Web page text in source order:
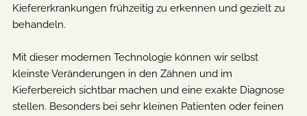
Kiefererkrankungen frühzeitig zu erkennen und gezielt zu
behandeln.
Mit dieser modernen Technologie können wir selbst
kleinste Veränderungen in den Zähnen und im
Kieferbereich sichtbar machen und eine exakte Diagnose
stellen. Besonders bei sehr kleinen Patienten oder feinen